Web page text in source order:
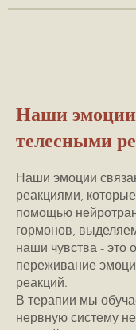
Наши
телесными
Наши эмоции
реакциями,
помощью
гормонов,
наши чувства - это
переживание
реакций.
В терапии мы
нервную систему не